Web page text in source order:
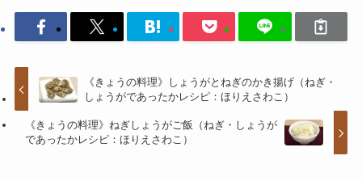
《きょうの料理》しょうがとねぎのかき揚げ（ねぎ・
しょうがであったかレシピ：ほりえさわこ）
《きょうの料理》ねぎしょうがご飯（ねぎ・しょうが
であったかレシピ：ほりえさわこ）